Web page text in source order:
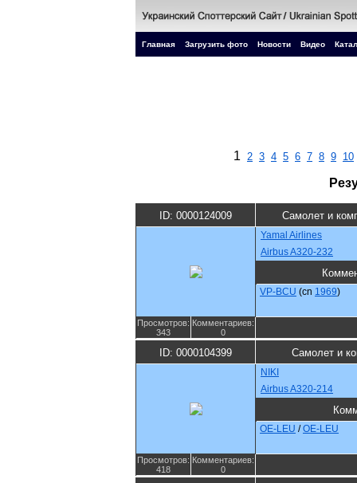
Главная Загрузить фото Новости Видео
1 2 3 4 5 6 7 8 9 10
ID: 0000124009 Самолет и
Yamal Airlines
Airbus A320-232
VP-BCU (cn 1969)
Просмотров:
343
Комментариев:
0
ID: 0000104399 Самолет и
NIKI
Airbus A320-214
OE-LEU /OE-LEU
Просмотров:
418
Комментариев:
0